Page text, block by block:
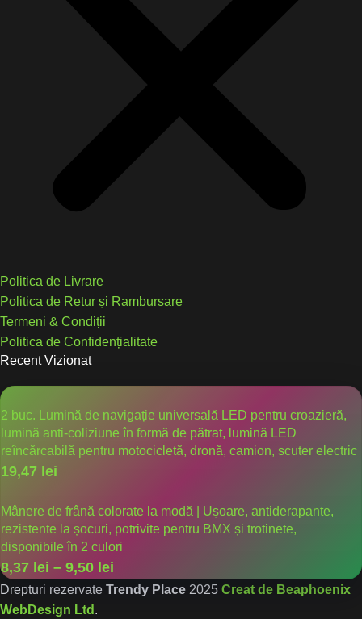
Politica de Livrare
Politica de Retur și Rambursare
Termeni & Condiții
Politica de Confidențialitate
Recent Vizionat
2 buc. Lumină de navigație universală LED pentru croazieră,
lumină anti-coliziune în formă de pătrat, lumină LED
reîncărcabilă pentru motocicletă, dronă, camion, scuter electric
19,47 lei
Mânere de frână colorate la modă | Ușoare, antiderapante,
rezistente la șocuri, potrivite pentru BMX și trotinete,
disponibile în 2 culori
8,37 lei – 9,50 lei
Drepturi rezervate Trendy Place 2025 Creat de Beaphoenix
WebDesign Ltd .